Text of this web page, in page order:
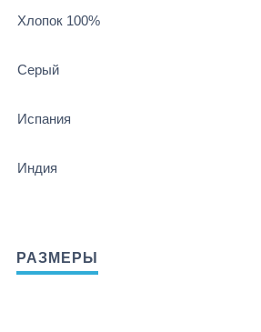
Хлопок 100%
Серый
Испания
Индия